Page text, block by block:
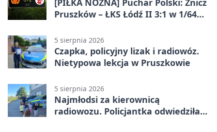
[PIŁKA NOŻNA] Puchar Polski: Znicz
Pruszków – ŁKS Łódź II 3:1 w 1/64
5 sierpnia 2026
Czapka, policyjny lizak i radiowóz.
Nietypowa lekcja w Pruszkowie
5 sierpnia 2026
Najmłodsi za kierownicą
radiowozu. Policjantka odwiedziła